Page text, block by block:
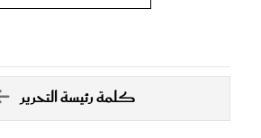
كلمة رئيسة التحرير